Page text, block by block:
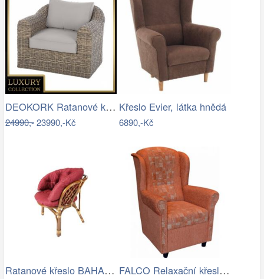
DEOKORK Ratanové křeslo BORNEO LUXURY …
24990,-23990,-Kč
Křeslo Evier, látka hnědá
6890,-Kč
Ratanové křeslo BAHAMA tmavé - XL polstr FALCO Relaxační křeslo ušák Jakub…